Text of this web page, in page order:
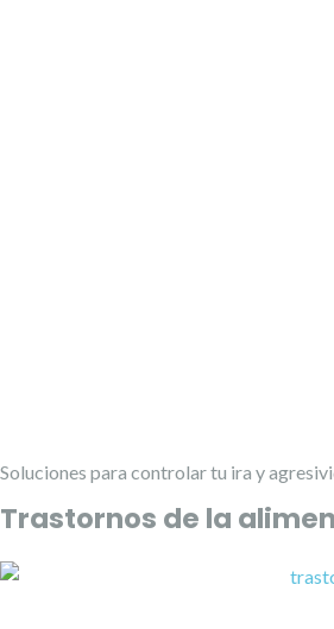
Soluciones para controlar tu ira y
Trastornos de la